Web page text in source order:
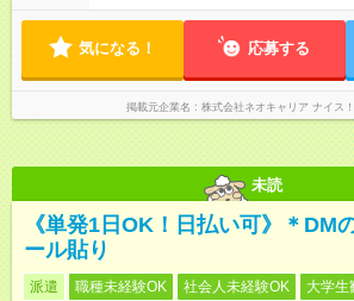
気になる！ 応募する
掲載元企業名 株式会社ネオキャリア ナイス
未読
《単発1日OK！日払い可》＊DM
ール貼り
派遣 職種未経験OK 社会人未経験OK 大学生